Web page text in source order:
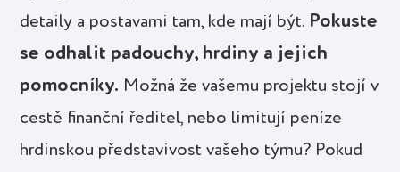
detaily a postavami tam, kde mají být. Pokuste
se odhalit padouchy, hrdiny a jejich
pomocníky. Možná že vašemu projektu stojí v
cestě finanční ředitel, nebo limitují peníze
hrdinskou představivost vašeho týmu? Pokud